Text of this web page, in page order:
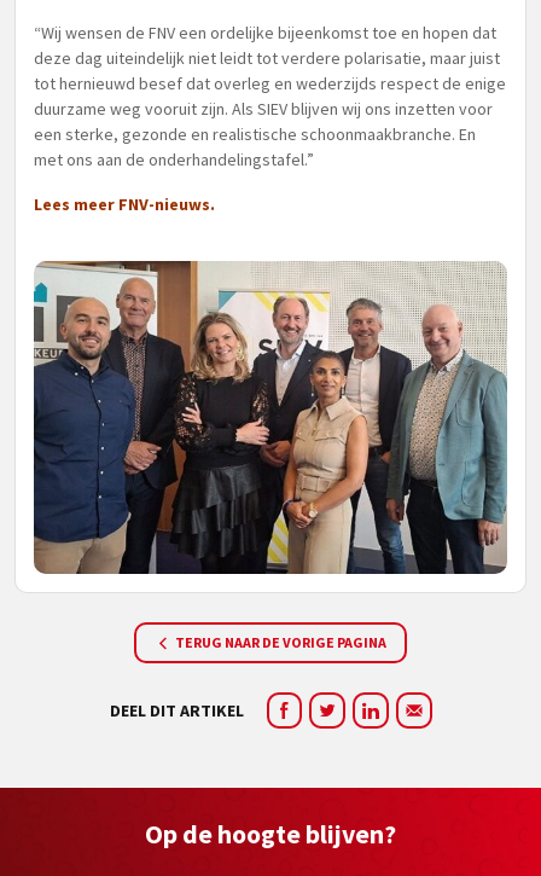
“Wij wensen de FNV een ordelijke bijeenkomst toe en hopen dat
deze dag uiteindelijk niet leidt tot verdere polarisatie, maar juist
tot hernieuwd besef dat overleg en wederzijds respect de enige
duurzame weg vooruit zijn. Als SIEV blijven wij ons inzetten voor
een sterke, gezonde en realistische schoonmaakbranche. En
met ons aan de onderhandelingstafel.”
Lees meer FNV-nieuws.
TERUG NAAR DE VORIGE PAGINA
DEEL DIT ARTIKEL
Op de hoogte blijven?